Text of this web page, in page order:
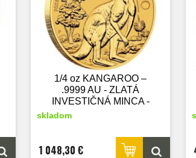
1/4 oz KANGAROO –
.9999 AU - ZLATÁ
INVESTIČNÁ MINCA -
skladom
1 048,30 €